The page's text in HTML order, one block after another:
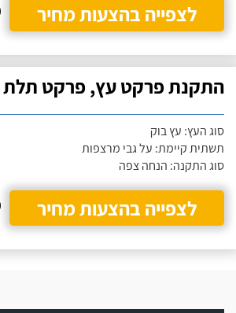
לצפייה בהצעות מחיר
0
התקנת פרקט עץ, פרקט תלת
סוג העץ: עץ בוק
תשתית קיימת: על גבי מרצפות
סוג התקנה: הנחה צפה
לצפייה בהצעות מחיר
0